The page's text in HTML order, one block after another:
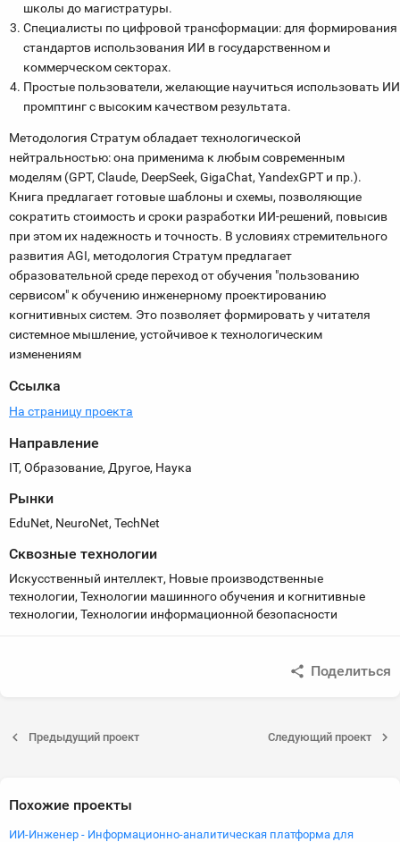
школы до магистратуры.
Специалисты по цифровой трансформации: для формирования
стандартов использования ИИ в государственном и
коммерческом секторах.
Простые пользователи, желающие научиться использовать ИИ
промптинг с высоким качеством результата.
Методология Стратум обладает технологической
нейтральностью: она применима к любым современным
моделям (GPT, Claude, DeepSeek, GigaChat, YandexGPT и пр.).
Книга предлагает готовые шаблоны и схемы, позволяющие
сократить стоимость и сроки разработки ИИ-решений, повысив
при этом их надежность и точность. В условиях стремительного
развития AGI, методология Стратум предлагает
образовательной среде переход от обучения "пользованию
сервисом" к обучению инженерному проектированию
когнитивных систем. Это позволяет формировать у читателя
системное мышление, устойчивое к технологическим
изменениям
Ссылка
На страницу проекта
Направление
IT, Образование, Другое, Наука
Рынки
EduNet, NeuroNet, TechNet
Сквозные технологии
Искусственный интеллект, Новые производственные
технологии, Технологии машинного обучения и когнитивные
технологии, Технологии информационной безопасности
Поделиться
Предыдущий проект Следующий проект
Похожие проекты
ИИ-Инженер - Информационно-аналитическая платформа для